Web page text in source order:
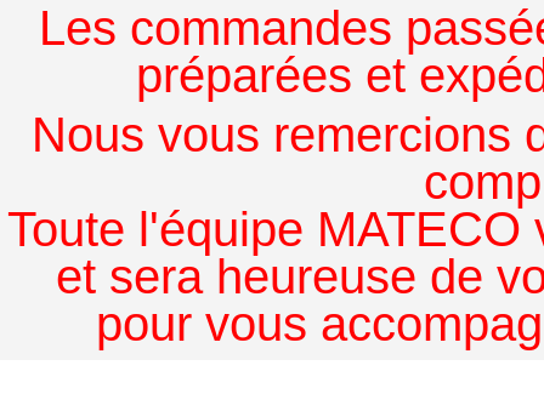
Les commandes
préparées et
Nous vous remercions
Toute l'équipe
et sera heureuse de
pour vous